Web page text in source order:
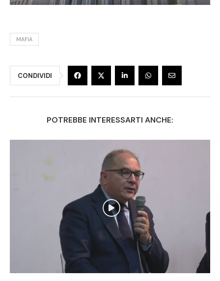
MAFIA
CONDIVIDI
POTREBBE INTERESSARTI ANCHE: